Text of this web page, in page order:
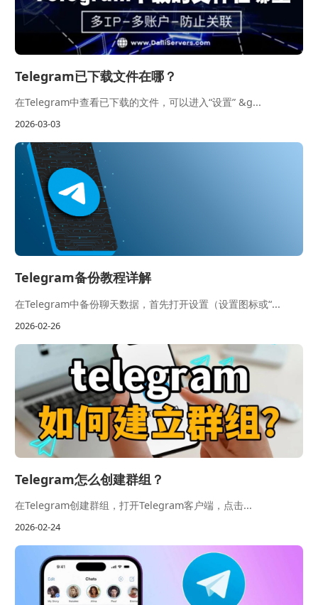
Telegram已下载文件在哪？
在Telegram中查看已下载的文件，可以进入“设置” &g...
2026-03-03
Telegram备份教程详解
在Telegram中备份聊天数据，首先打开设置（设置图标或“...
2026-02-26
Telegram怎么创建群组？
在Telegram创建群组，打开Telegram客户端，点击...
2026-02-24